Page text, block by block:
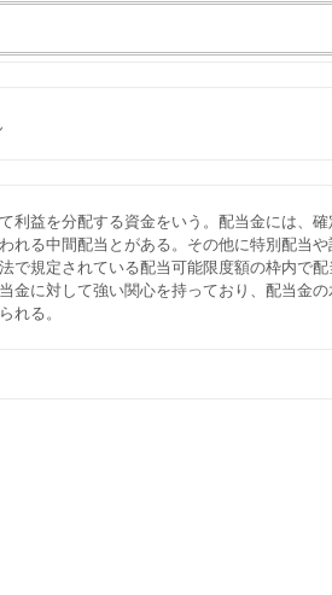
利益を分配する資金をいう。配当金には、
れる中間配当とがある。その他に特別配当
で規定されている配当可能限度額の枠内で
金に対して強い関心を持っており、配当金
れる。